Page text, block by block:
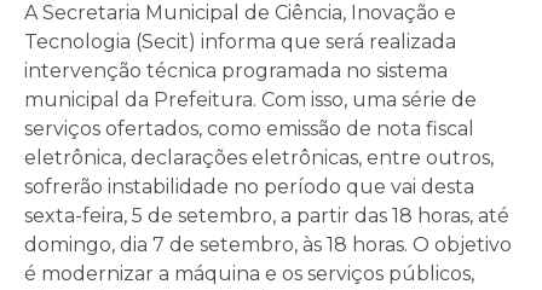
A Secretaria Municipal de Ciência, Inovação e
Tecnologia (Secit) informa que será realizada
intervenção técnica programada no sistema
municipal da Prefeitura. Com isso, uma série de
serviços ofertados, como emissão de nota fiscal
eletrônica, declarações eletrônicas, entre outros,
sofrerão instabilidade no período que vai desta
sexta-feira, 5 de setembro, a partir das 18 horas, até
domingo, dia 7 de setembro, às 18 horas. O objetivo
é modernizar a máquina e os serviços públicos,